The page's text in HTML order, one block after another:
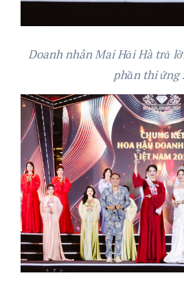
Doanh nhân Mai Hải Hà trả
phần thi ứng